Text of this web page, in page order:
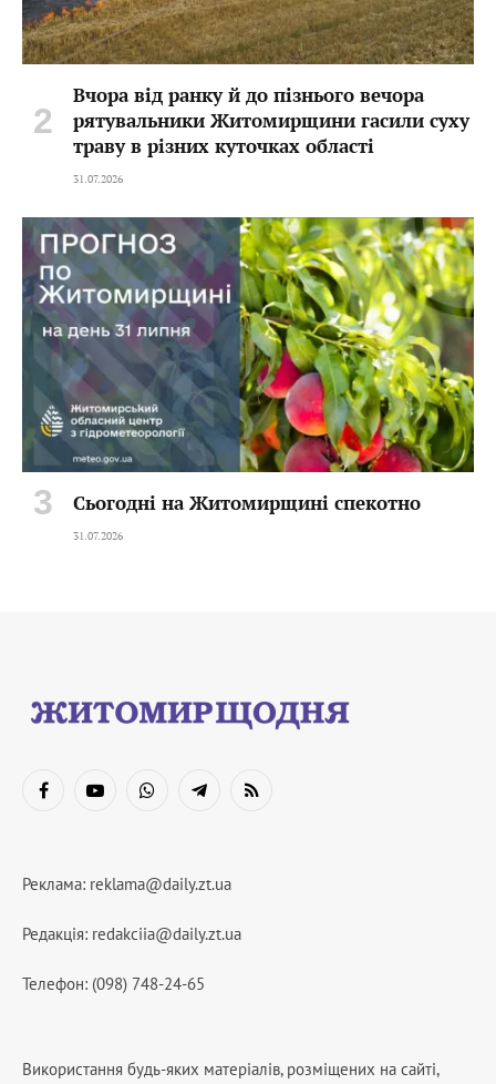
Вчора від ранку й до пізнього вечора
рятувальники Житомирщини гасили суху
траву в різних куточках області
31.07.2026
Сьогодні на Житомирщині спекотно
31.07.2026
FacebookYouTubeWhatsAppTelegramRSS
Реклама: reklama@daily.zt.ua
Редакція: redakciia@daily.zt.ua
Телефон: (098) 748-24-65
Використання будь-яких матеріалів, розміщених на сайті,